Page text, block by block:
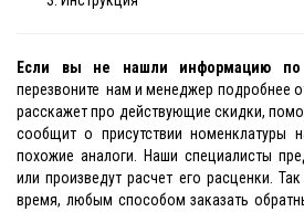
Если вы не нашли информацию по
перезвоните нам и менеджер подробнее
расскажет про действующие скидки,
сообщит о присутствии номенклатуры
похожие аналоги. Наши специалисты
или произведут расчет его расценки.
время, любым способом заказать